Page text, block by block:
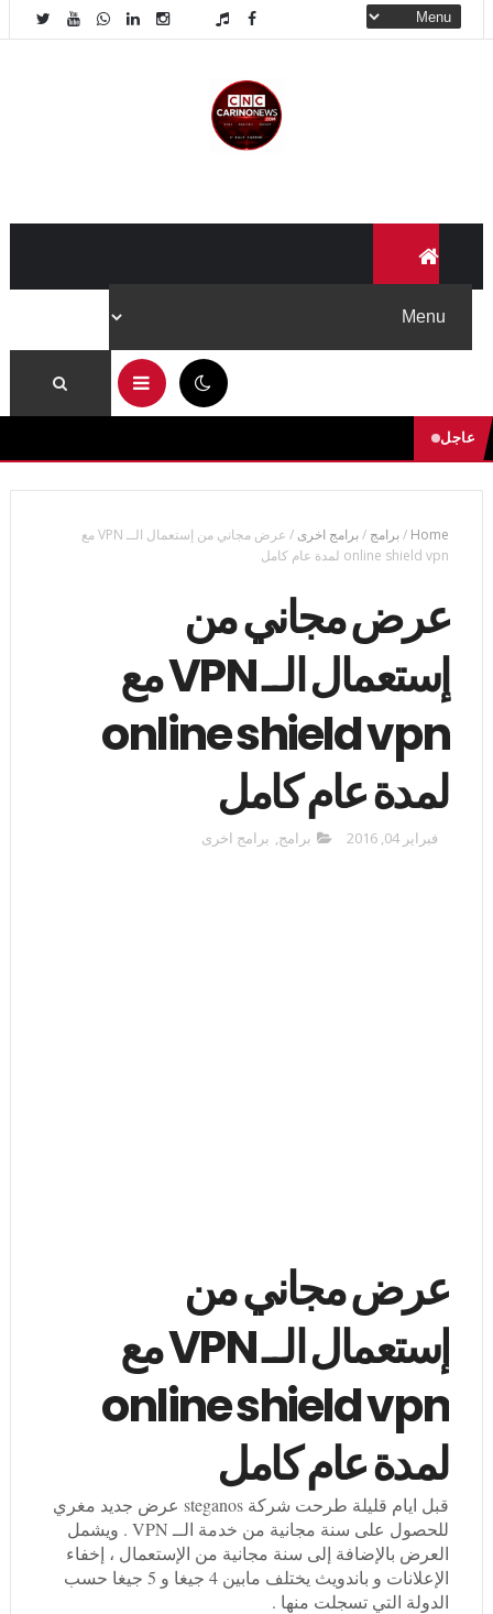
عاجل
Home
/برامج /برامج اخرى /
عرض مجاني من إستعمال الــ VPN مع
online shield vpn لمدة عام كامل
عرض مجاني من
إستعمال الــ VPN مع
online shield vpn
لمدة عام كامل
فبراير 04, 2016 برامج, برامج اخرى
عرض مجاني من
إستعمال الــ VPN مع
online shield vpn
لمدة عام كامل
قبل ايام قليلة طرحت شركة steganos عرض جديد مغري
للحصول على سنة مجانية من خدمة الــ VPN . ويشمل
العرض بالإضافة إلى سنة مجانية من الإستعمال ، إخفاء
الإعلانات و باندويث يختلف مابين 4 جيغا و 5 جيغا حسب
الدولة التي تسجلت منها .